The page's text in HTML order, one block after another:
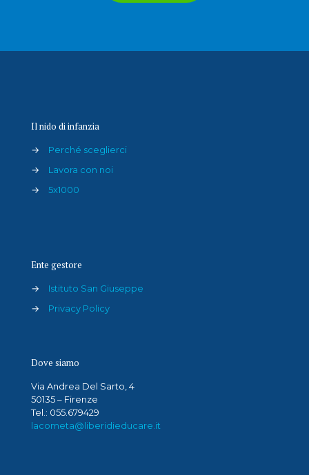
Il nido di infanzia
→
Perché sceglierci
→
Lavora con noi
→
5x1000
Ente gestore
→
Istituto San Giuseppe
→
Privacy Policy
Dove siamo
Via Andrea Del Sarto, 4
50135 – Firenze
Tel.: 055.679429
lacometa@liberidieducare.it